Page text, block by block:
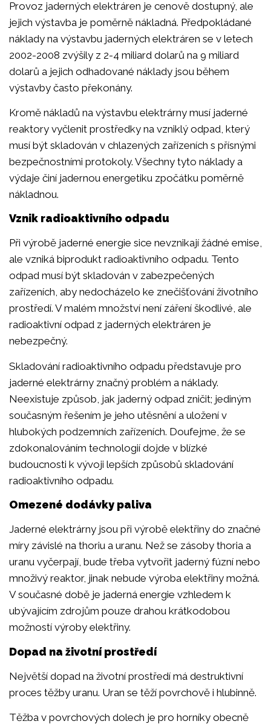
Provoz jaderných elektráren je cenově dostupný, ale
jejich výstavba je poměrně nákladná. Předpokládané
náklady na výstavbu jaderných elektráren se v letech
2002-2008 zvýšily z 2-4 miliard dolarů na 9 miliard
dolarů a jejich odhadované náklady jsou během
výstavby často překonány.
Kromě nákladů na výstavbu elektrárny musí jaderné
reaktory vyčlenit prostředky na vzniklý odpad, který
musí být skladován v chlazených zařízeních s přísnými
bezpečnostními protokoly. Všechny tyto náklady a
výdaje činí jadernou energetiku zpočátku poměrně
nákladnou.
Vznik radioaktivního odpadu
Při výrobě jaderné energie sice nevznikají žádné emise,
ale vzniká biprodukt radioaktivního odpadu. Tento
odpad musí být skladován v zabezpečených
zařízeních, aby nedocházelo ke znečišťování životního
prostředí. V malém množství není záření škodlivé, ale
radioaktivní odpad z jaderných elektráren je
nebezpečný.
Skladování radioaktivního odpadu představuje pro
jaderné elektrárny značný problém a náklady.
Neexistuje způsob, jak jaderný odpad zničit; jediným
současným řešením je jeho utěsnění a uložení v
hlubokých podzemních zařízeních. Doufejme, že se
zdokonalováním technologií dojde v blízké
budoucnosti k vývoji lepších způsobů skladování
radioaktivního odpadu.
Omezené dodávky paliva
Jaderné elektrárny jsou při výrobě elektřiny do značné
míry závislé na thoriu a uranu. Než se zásoby thoria a
uranu vyčerpají, bude třeba vytvořit jaderný fúzní nebo
množivý reaktor, jinak nebude výroba elektřiny možná.
V současné době je jaderná energie vzhledem k
ubývajícím zdrojům pouze drahou krátkodobou
možností výroby elektřiny.
Dopad na životní prostředí
Největší dopad na životní prostředí má destruktivní
proces těžby uranu. Uran se těží povrchově i hlubinně.
Těžba v povrchových dolech je pro horníky obecně